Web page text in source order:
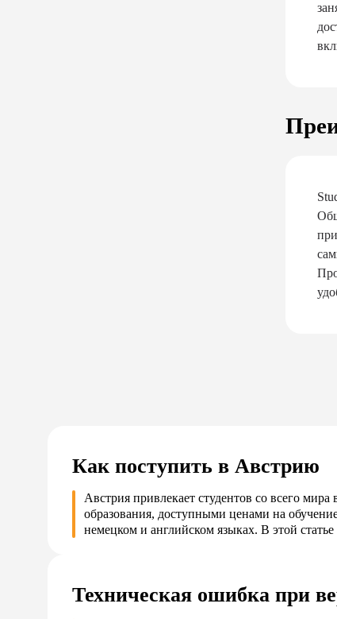
Как поступить в Австрию
Австрия привлекает студентов со всего мира
образования, доступными ценами на
немецком и английском языках. В этой
Техническая ошибка при